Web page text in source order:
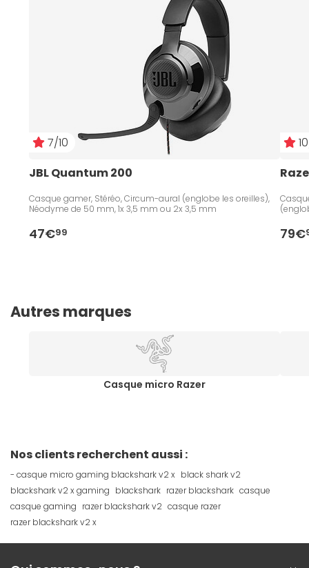
7/10
JBL Quantum 200
Casque gamer, Stéréo, Circum-aural (englobe les oreilles),
Néodyme de 50 mm, 1x 3,5 mm ou 2x 3,5 mm
47€99 79€
Autres marques
Casque micro Razer
Nos clients recherchent aussi :
- casque micro gaming blackshark v2 x black shark v2
blackshark v2 x gaming blackshark razer blackshark casque
casque gaming razer blackshark v2 casque razer
razer blackshark v2 x